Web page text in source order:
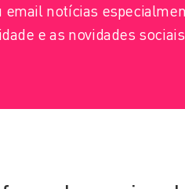
email notícias
e as novidades